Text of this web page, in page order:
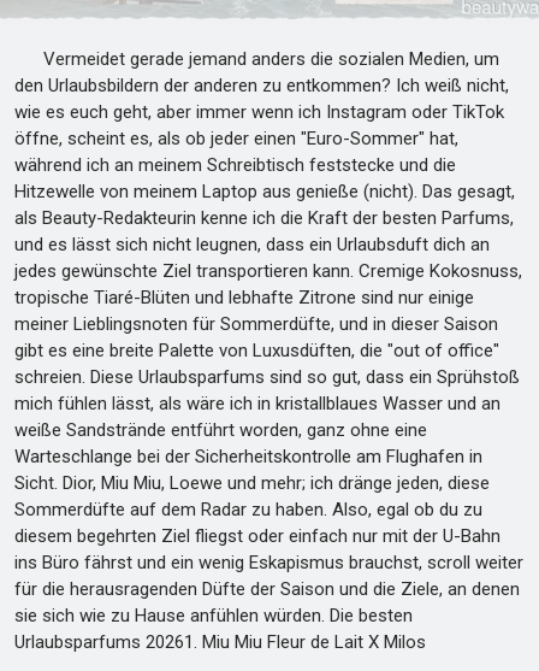
Vermeidet gerade jemand anders die sozialen Medien, um
den Urlaubsbildern der anderen zu entkommen? Ich weiß nicht,
wie es euch geht, aber immer wenn ich Instagram oder TikTok
öffne, scheint es, als ob jeder einen "Euro-Sommer" hat,
während ich an meinem Schreibtisch feststecke und die
Hitzewelle von meinem Laptop aus genieße (nicht). Das gesagt,
als Beauty-Redakteurin kenne ich die Kraft der besten Parfums,
und es lässt sich nicht leugnen, dass ein Urlaubsduft dich an
jedes gewünschte Ziel transportieren kann. Cremige Kokosnuss,
tropische Tiaré-Blüten und lebhafte Zitrone sind nur einige
meiner Lieblingsnoten für Sommerdüfte, und in dieser Saison
gibt es eine breite Palette von Luxusdüften, die "out of office"
schreien. Diese Urlaubsparfums sind so gut, dass ein Sprühstoß
mich fühlen lässt, als wäre ich in kristallblaues Wasser und an
weiße Sandstrände entführt worden, ganz ohne eine
Warteschlange bei der Sicherheitskontrolle am Flughafen in
Sicht. Dior, Miu Miu, Loewe und mehr; ich dränge jeden, diese
Sommerdüfte auf dem Radar zu haben. Also, egal ob du zu
diesem begehrten Ziel fliegst oder einfach nur mit der U-Bahn
ins Büro fährst und ein wenig Eskapismus brauchst, scroll weiter
für die herausragenden Düfte der Saison und die Ziele, an denen
sie sich wie zu Hause anfühlen würden. Die besten
Urlaubsparfums 20261. Miu Miu Fleur de Lait X Milos